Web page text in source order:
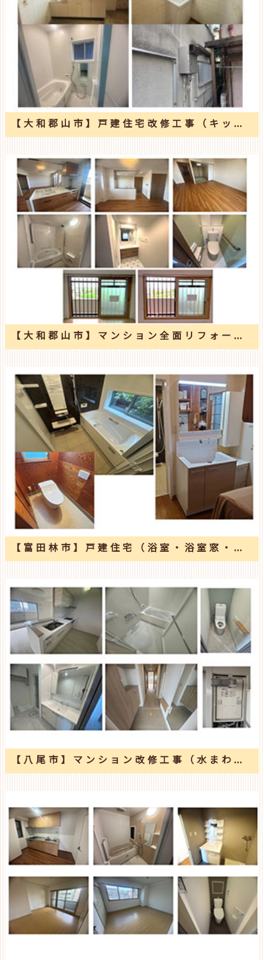
【大和郡山市】戸建住宅改修工事（キッチン・浴室・洗面室・給湯器）
【大和郡山市】マンション全面リフォーム工事
【富田林市】戸建住宅（浴室・浴室窓・洗面室・トイレ）改修工事
【八尾市】マンション改修工事（水まわり・内装工事・給湯器）